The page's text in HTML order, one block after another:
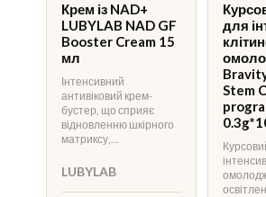
Крем із NAD+
LUBYLAB NAD GF
Booster Cream 15
мл
Інтенсивний
антивіковий крем-
бустер, що сприяє
відновленню шкірного
матриксу,…
LUBYLAB
для
Stem